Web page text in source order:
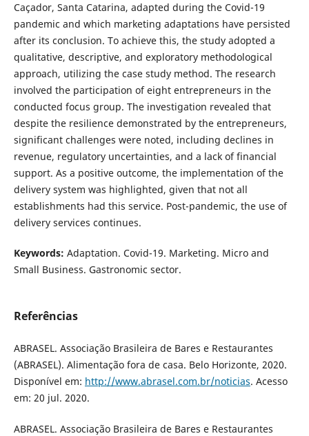
Caçador, Santa Catarina, adapted during the Covid-19
pandemic and which marketing adaptations have persisted
after its conclusion. To achieve this, the study adopted a
qualitative, descriptive, and exploratory methodological
approach, utilizing the case study method. The research
involved the participation of eight entrepreneurs in the
conducted focus group. The investigation revealed that
despite the resilience demonstrated by the entrepreneurs,
significant challenges were noted, including declines in
revenue, regulatory uncertainties, and a lack of financial
support. As a positive outcome, the implementation of the
delivery system was highlighted, given that not all
establishments had this service. Post-pandemic, the use of
delivery services continues.
Keywords: Adaptation. Covid-19. Marketing. Micro and
Small Business. Gastronomic sector.
Referências
ABRASEL. Associação Brasileira de Bares e Restaurantes
(ABRASEL). Alimentação fora de casa. Belo Horizonte, 2020.
Disponível em: http://www.abrasel.com.br/noticias. Acesso
em: 20 jul. 2020.
ABRASEL. Associação Brasileira de Bares e Restaurantes